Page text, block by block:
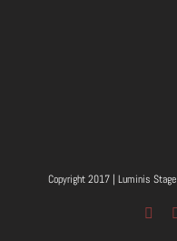
Copyright 2017 | Luminis